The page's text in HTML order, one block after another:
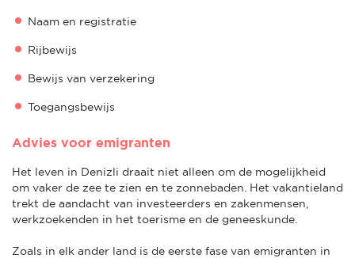
Naam en registratie
Rijbewijs
Bewijs van verzekering
Toegangsbewijs
Advies voor emigranten
Het leven in Denizli draait niet alleen om de mogelijkheid
om vaker de zee te zien en te zonnebaden. Het vakantieland
trekt de aandacht van investeerders en zakenmensen,
werkzoekenden in het toerisme en de geneeskunde.
Zoals in elk ander land is de eerste fase van emigranten in